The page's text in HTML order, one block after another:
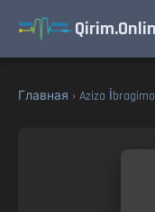
Главная › Aziza